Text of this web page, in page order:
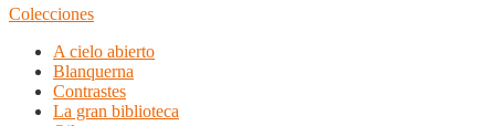
Colecciones
A cielo abierto
Blanquerna
Contrastes
La gran biblioteca